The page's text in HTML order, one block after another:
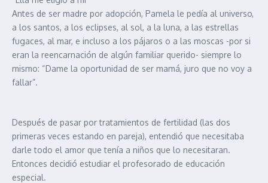
Antes de ser madre por adopción, Pamela le pedía al universo,
a los santos, a los eclipses, al sol, a la luna, a las estrellas
fugaces, al mar, e incluso a los pájaros o a las moscas -por si
eran la reencarnación de algún familiar querido- siempre lo
mismo: “Dame la oportunidad de ser mamá, juro que no voy a
fallar”.
Después de pasar por tratamientos de fertilidad (las dos
primeras veces estando en pareja), entendió que necesitaba
darle todo el amor que tenía a niños que lo necesitaran.
Entonces decidió estudiar el profesorado de educación
especial.